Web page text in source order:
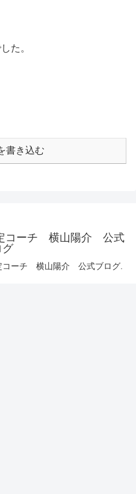
た。
書き込む
コーチ 横山陽介 公式
グ
コーチ 横山陽介 公式ブログ.